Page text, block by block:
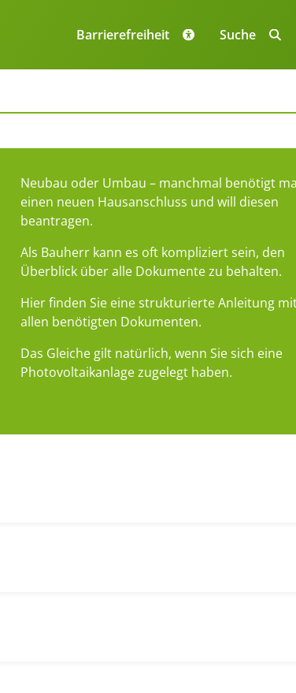
Barrierefreiheit
überspringen
Suche
Neubau oder Umbau – manchmal benötigt
einen neuen Hausanschluss und will diesen
beantragen.
Als Bauherr kann es oft kompliziert sein, den
Überblick über alle Dokumente zu behalten.
Hier finden Sie eine strukturierte Anleitung
allen benötigten Dokumenten.
Das Gleiche gilt natürlich, wenn Sie sich eine
Photovoltaikanlage zugelegt haben.